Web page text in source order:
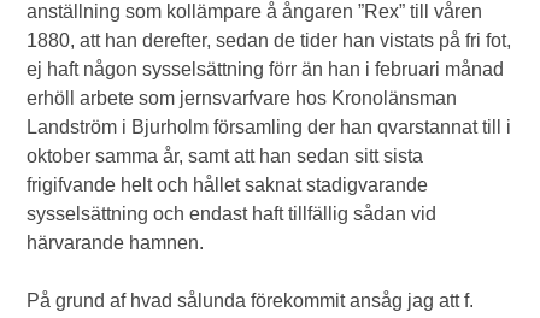
anställning som kollämpare å ångaren ”Rex” till våren
1880, att han derefter, sedan de tider han vistats på fri fot,
ej haft någon sysselsättning förr än han i februari månad
erhöll arbete som jernsvarfvare hos Kronolänsman
Landström i Bjurholm församling der han qvarstannat till i
oktober samma år, samt att han sedan sitt sista
frigifvande helt och hållet saknat stadigvarande
sysselsättning och endast haft tillfällig sådan vid
härvarande hamnen.
På grund af hvad sålunda förekommit ansåg jag att f.